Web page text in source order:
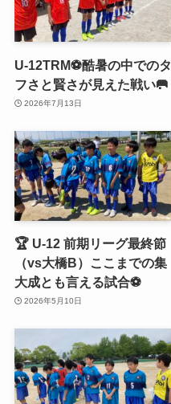
U-12TRM⚽️酷暑の中でのタ
フさと賢さが見えた戦い🥅
2026年7月13日
🏆 U-12 前期リーグ最終節
（vs大橋B）ここまでの集
大成とも言える試合⚽️
2026年5月10日